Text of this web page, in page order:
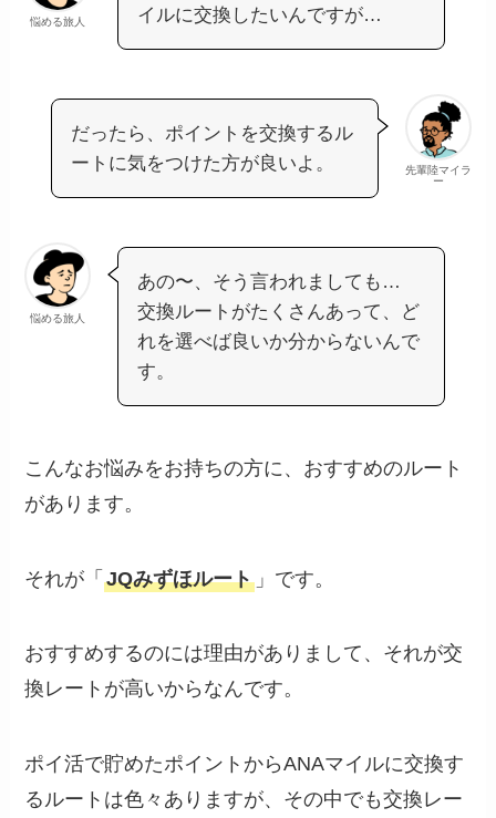
悩める旅人
イルに交換したいんですが…
先輩陸マイラ
ー
だったら、ポイントを交換するル
ートに気をつけた方が良いよ。
悩める旅人
あの〜、そう言われましても…
交換ルートがたくさんあって、ど
れを選べば良いか分からないんで
す。
こんなお悩みをお持ちの方に、おすすめのルート
があります。
それが「JQみずほルート 」です。
おすすめするのには理由がありまして、それが交
換レートが高いからなんです。
ポイ活で貯めたポイントからANAマイルに交換す
るルートは色々ありますが、その中でも交換レー